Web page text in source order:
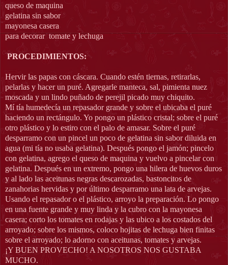
queso de maquina
gelatina sin sabor
mayonesa casera
para decorar tomate y lechuga
PROCEDIMIENTOS:
Hervir las papas con cáscara. Cuando estén tiernas, retirarlas,
pelarlas y hacer un puré. Agregarle manteca, sal, pimienta nuez
moscada y un lindo puñado de perejil picado muy chiquito.
Mí tía humedecía un repasador grande y sobre el ubicaba el puré
haciendo un rectángulo. Yo pongo un plástico cristal; sobre el puré
otro plástico y lo estiro con el palo de amasar. Sobre el puré
desparramo con un pincel un poco de gelatina sin sabor diluida en
agua (mi tía no usaba gelatina). Después pongo el jamón; pincelo
con gelatina, agrego el queso de maquina y vuelvo a pincelar con
gelatina. Después en un extremo, pongo una hilera de huevos duros
y al lado las aceitunas negras descarozadas, bastoncitos de
zanahorias hervidas y por último desparramo una lata de arvejas.
Usando el repasador o el plástico, arroyo la preparación. Lo pongo
en una fuente grande y muy linda y la cubro con la mayonesa
casera; corto los tomates en rodajas y las ubico a los costados del
arroyado; sobre los mismos, coloco hojitas de lechuga bien finitas
sobre el arroyado; lo adorno con aceitunas, tomates y arvejas.
¡Y BUEN PROVECHO! A NOSOTROS NOS GUSTABA
MUCHO.